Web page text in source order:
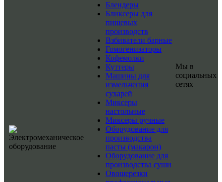
Блендеры
Бликсеры для
пищевых
производств
Взбиватели барные
Гомогенизаторы
Кофемолки
Куттеры
Машины для
измельчения
сухарей
Миксеры
настольные
Миксеры ручные
Оборудование для
производства
пасты (макарон)
Оборудование для
производства суши
Овощерезки
Мы в
социальных
сетях